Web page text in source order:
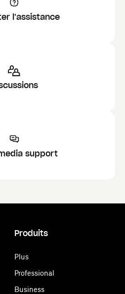
l'assistance
support
Produits
Plus
Professional
Business